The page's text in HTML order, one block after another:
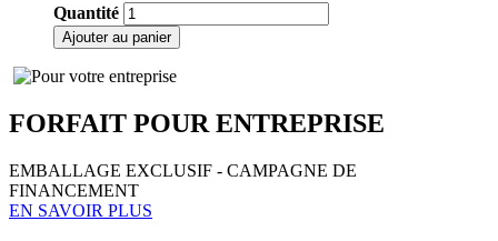
Quantité quantité
de
Mélange
Corsé
CPE
Les
Ajouter au panier
FORFAIT POUR ENTREPRISE
EMBALLAGE EXCLUSIF - CAMPAGNE DE
FINANCEMENT
EN SAVOIR PLUS